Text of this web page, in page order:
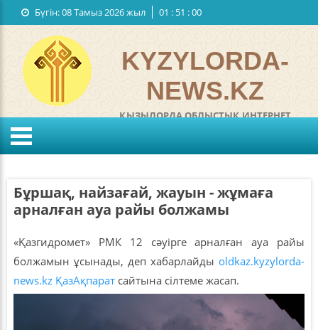
Бүгін:08 Тамыз 2026 жыл 01 : 51 :00
Мемлекеттiк рәміздер
KYZYLORDA-
NEWS.KZ
ҚЫЗЫЛОРДА ОБЛЫСТЫҚ ИНТЕРНЕТ
Қысым:мм
Бұршақ, найзағай, жауын - жұмаға
арналған ауа райы болжамы
«Қазгидромет» РМК 12 сәуірге арналған ауа райы
болжамын ұсынады, деп хабарлайдыoldkaz.kyzylorda-
news.kz ҚазАқпаратсайтына сілтеме жасап.